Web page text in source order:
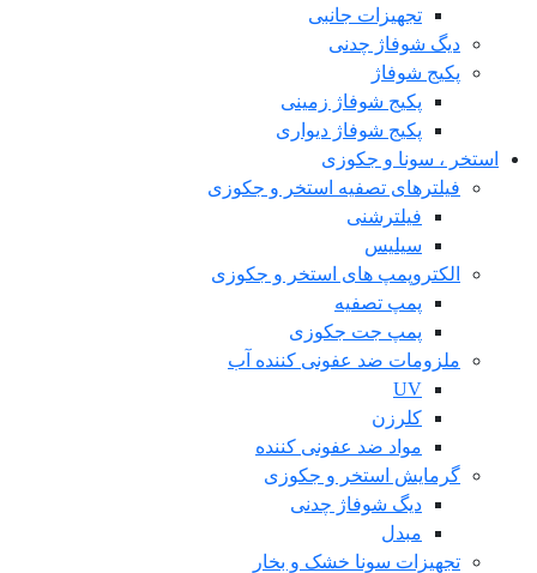
تجهیزات جانبی
دیگ شوفاژ چدنی
پکیج شوفاژ
پکیج شوفاژ زمینی
پکیج شوفاژ دیواری
استخر ، سونا و جکوزی
فیلترهای تصفیه استخر و جکوزی
فیلترشنی
سیلیس
الکتروپمپ های استخر و جکوزی
پمپ تصفیه
پمپ جت جکوزی
ملزومات ضد عفونی کننده آب
UV
کلرزن
مواد ضد عفونی کننده
گرمایش استخر و جکوزی
دیگ شوفاژ چدنی
مبدل
تجهیزات سونا خشک و بخار